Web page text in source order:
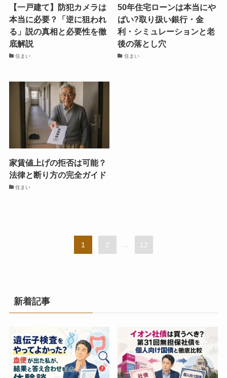
【一戸建て】防犯カメラは
本当に必要？「逆に狙われ
る」説の真相と必要性を徹
底解説
住まい
50年住宅ローンは本当にや
ばい?取り扱い銀行・金
利・シミュレーションと老
後の落とし穴
住まい
家賃値上げの拒否は可能？
法律と断り方の完全ガイド
住まい
1 2 ... 12
新着記事